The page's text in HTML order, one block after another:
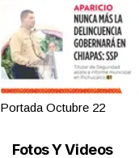
Portada Octubre 22
Fotos Y Videos